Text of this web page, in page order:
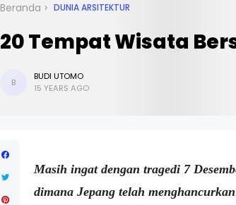
Beranda DUNIA ARSITEKTUR
20 Tempat Wisata
B
BUDI UTOMO
15 YEARS AGO
Masih ingat dengan tragedi 7
dimana Jepang telah